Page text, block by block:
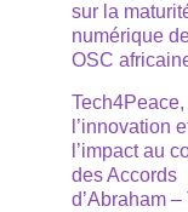
sur la
numérique
OSC
Tech4Peace,
l’innovation
l’impact au
des Accords
d’Abraham –